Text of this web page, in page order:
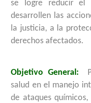
se logre reducir el
desarrollen las
la justicia, a la
derechos afectados.
Objetivo General:
salud en el manejo
de ataques